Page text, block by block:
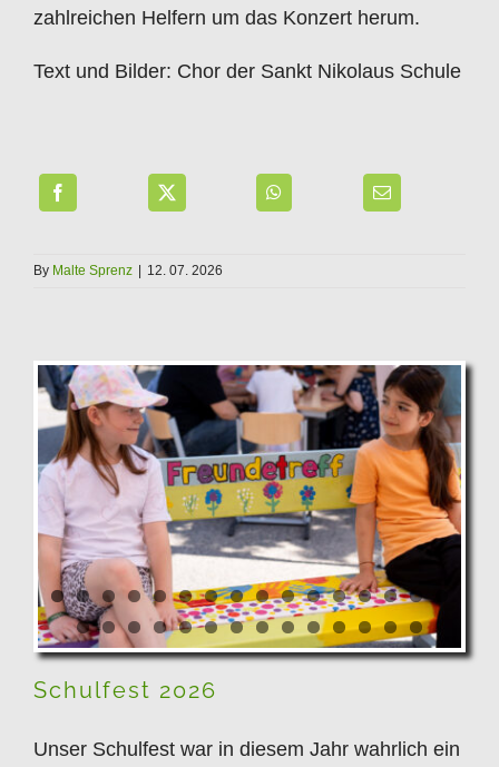
zahlreichen Helfern um das Konzert herum.
Text und Bilder: Chor der Sankt Nikolaus Schule
By Malte Sprenz 12. 07. 2026
Schulfest 2026
Schulfest 2026
Unser Schulfest war in diesem Jahr wahrlich ein